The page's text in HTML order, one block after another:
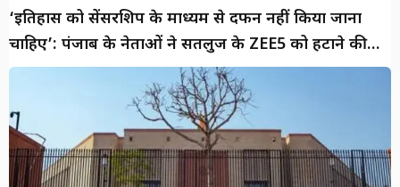
‘इतिहास को सेंसरशिप के माध्यम से दफन नहीं किया जाना
चाहिए’: पंजाब के नेताओं ने सतलुज के ZEE5 को हटाने की
निंदा की